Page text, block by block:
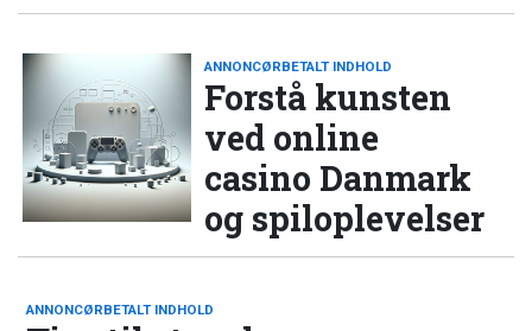
ANNONCØRBETALT INDHOLD
Forstå kunsten
ved online
casino Danmark
og spiloplevelser
ANNONCØRBETALT INDHOLD